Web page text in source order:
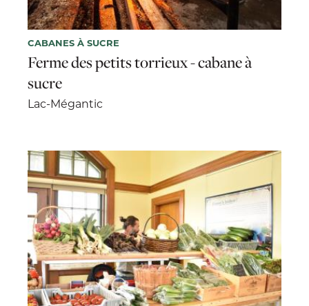
CABANES À SUCRE
Ferme des petits torrieux - cabane à
sucre
Lac-Mégantic